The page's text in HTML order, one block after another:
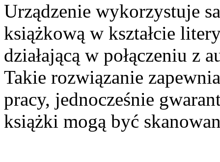
Urządzenie wykorzystuje
książkową w kształcie
działającą w połączeniu z
Takie rozwiązanie
pracy, jednocześnie
książki mogą być